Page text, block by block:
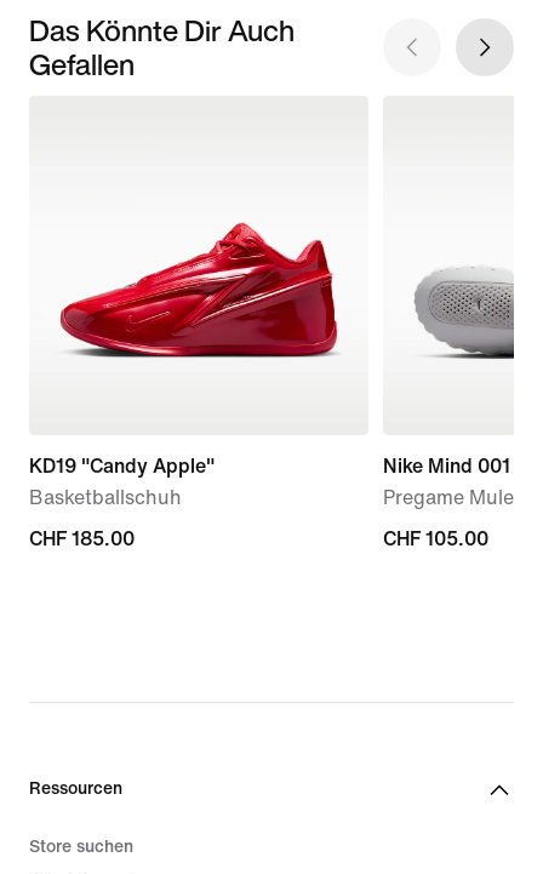
Das Könnte Dir Auch
Gefallen
KD19 "Candy Apple"
Basketballschuh
CHF 185.00
CHF 185.00
Nike Mind 001
Pregame Mule
CHF 105.00
CHF 105.00
Ressourcen
Store suchen